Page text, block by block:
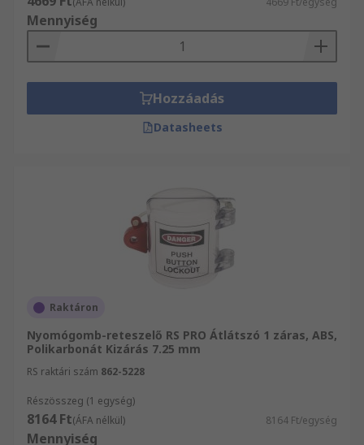
Mennyiség
Hozzáadás
Datasheets
Raktáron
Nyomógomb-reteszelő RS PRO Átlátszó 1 záras, ABS,
Polikarbonát Kizárás 7.25 mm
RS raktári szám 862-5228
Részösszeg (1 egység)
8164 Ft(ÁFA nélkül) 8164 Ft/egység
Mennyiség